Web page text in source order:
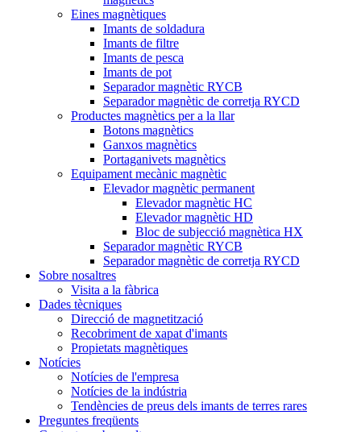
Eines magnètiques
Imants de soldadura
Imants de filtre
Imants de pesca
Imants de pot
Separador magnètic RYCB
Separador magnètic de corretja RYCD
Productes magnètics per a la llar
Botons magnètics
Ganxos magnètics
Portaganivets magnètics
Equipament mecànic magnètic
Elevador magnètic permanent
Elevador magnètic HC
Elevador magnètic HD
Bloc de subjecció magnètica HX
Separador magnètic RYCB
Separador magnètic de corretja RYCD
Sobre nosaltres
Visita a la fàbrica
Dades tècniques
Direcció de magnetització
Recobriment de xapat d'imants
Propietats magnètiques
Notícies
Notícies de l'empresa
Notícies de la indústria
Tendències de preus dels imants de terres rares
Preguntes freqüents